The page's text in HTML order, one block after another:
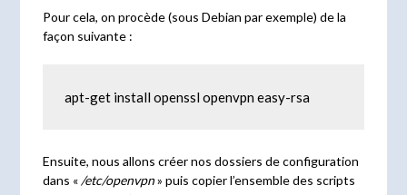
Pour cela, on procède (sous Debian par exemple) de la
façon suivante :
apt-get install openssl openvpn easy-rsa
Ensuite, nous allons créer nos dossiers de configuration
dans « /etc/openvpn» puis copier l’ensemble des scripts